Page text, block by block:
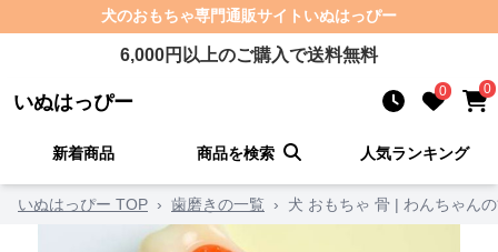
犬のおもちゃ専門通販サイト いぬはっぴー
6,000円以上のご購入で送料無料
いぬはっぴー 0 0
新着商品 商品を検索 人気ランキング
いぬはっぴー TOP › 歯磨きの一覧 › 犬 おもちゃ 骨 | わんちゃん